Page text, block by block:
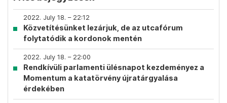
2022. July 18. – 22:12
Közvetítésünket lezárjuk, de az utcafórum
folytatódik a kordonok mentén
2022. July 18. – 22:00
Rendkívüli parlamenti ülésnapot kezdeményez a
Momentum a katatörvény újratárgyalása
érdekében